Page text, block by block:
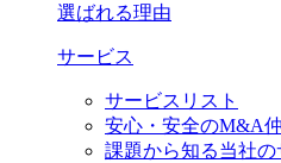
選ばれる理由
サービス
サービスリスト
安心・安全のM&A
課題から知る当社の